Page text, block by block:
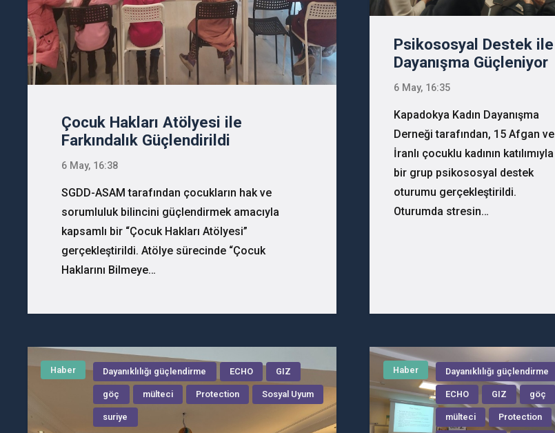
Çocuk Hakları Atölyesi ile
Farkındalık Güçlendirildi
6 May, 16:38
SGDD-ASAM tarafından çocukların hak ve
sorumluluk bilincini güçlendirmek amacıyla
kapsamlı bir “Çocuk Hakları Atölyesi”
gerçekleştirildi. Atölye sürecinde “Çocuk
Haklarını Bilmeye…
Psikososyal Destek ile
Dayanışma Güçleniyor
6 May, 16:35
Kapadokya Kadın Dayanışma
Derneği tarafından, 15 Afgan ve
İranlı çocuklu kadının katılımıyla
bir grup psikososyal destek
oturumu gerçekleştirildi.
Oturumda stresin…
Haber Dayanıklılığı güçlendirme ECHO GIZ
göç mülteci Protection Sosyal Uyum
suriye
Haber Dayanıklılığı güçlendirme
ECHO GIZ göç
mülteci Protection